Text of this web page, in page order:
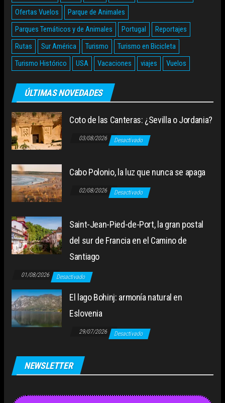
Ofertas Vuelos
Parque de Animales
Parques Temáticos y de Animales
Portugal
Reportajes
Rutas
Sur América Turismo
Turismo en Bicicleta
Turismo Histórico
USA Vacaciones viajes Vuelos
ÚLTIMAS NOVEDADES
Coto de las Canteras: ¿Sevilla o Jordania?
03/08/2026 Desactivado
Cabo Polonio, la luz que nunca se apaga
02/08/2026 Desactivado
Saint-Jean-Pied-de-Port, la gran postal
del sur de Francia en el Camino de
Santiago
01/08/2026 Desactivado
El lago Bohinj: armonía natural en
Eslovenia
29/07/2026 Desactivado
NEWSLETTER